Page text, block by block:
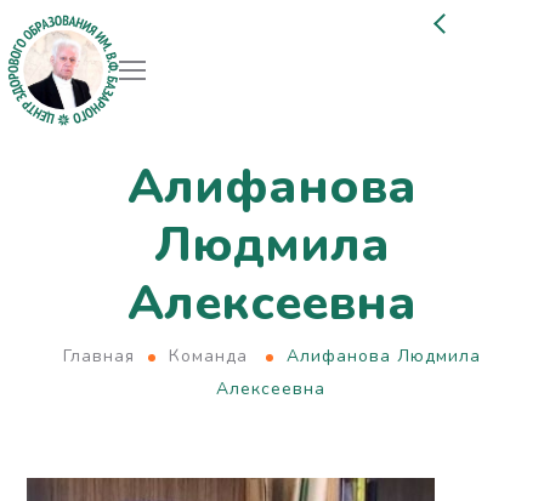
Алифанова
Людмила
Алексеевна
Главная Команда
Алифанова Людмила
Алексеевна